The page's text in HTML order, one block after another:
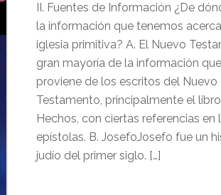
II. Fuentes de Información ¿De
la información que tenemos
iglesia primitiva? A. El Nuevo
gran mayoría de la información
proviene de los escritos del Nuevo
Testamento, principalmente el
Hechos, con ciertas referencias en
epístolas. B. JosefoJosefo fue un
judío del primer siglo. […]